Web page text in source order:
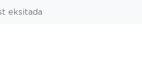
eksitada